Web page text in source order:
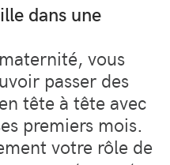
dans une
vous
passer des
tête à tête avec
premiers mois.
votre rôle de